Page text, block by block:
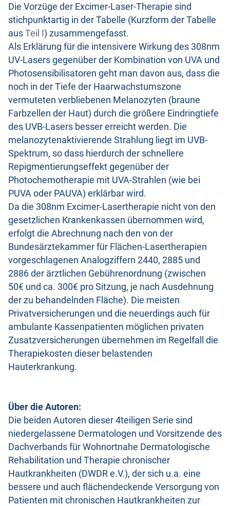
Die Vorzüge der Excimer-Laser-Therapie sind
stichpunktartig in der Tabelle (Kurzform der Tabelle
aus Teil I) zusammengefasst.
Als Erklärung für die intensivere Wirkung des 308nm
UV-Lasers gegenüber der Kombination von UVA und
Photosensibilisatoren geht man davon aus, dass die
noch in der Tiefe der Haarwachstumszone
vermuteten verbliebenen Melanozyten (braune
Farbzellen der Haut) durch die größere Eindringtiefe
des UVB-Lasers besser erreicht werden. Die
melanozytenaktivierende Strahlung liegt im UVB-
Spektrum, so dass hierdurch der schnellere
Repigmentierungseffekt gegenüber der
Photochemotherapie mit UVA-Strahlen (wie bei
PUVA oder PAUVA) erklärbar wird.
Da die 308nm Excimer-Lasertherapie nicht von den
gesetzlichen Krankenkassen übernommen wird,
erfolgt die Abrechnung nach den von der
Bundesärztekammer für Flächen-Lasertherapien
vorgeschlagenen Analogziffern 2440, 2885 und
2886 der ärztlichen Gebührenordnung (zwischen
50€ und ca. 300€ pro Sitzung, je nach Ausdehnung
der zu behandelnden Fläche). Die meisten
Privatversicherungen und die neuerdings auch für
ambulante Kassenpatienten möglichen privaten
Zusatzversicherungen übernehmen im Regelfall die
Therapiekosten dieser belastenden
Hauterkrankung.
Über die Autoren:
Die beiden Autoren dieser 4teiligen Serie sind
niedergelassene Dermatologen und Vorsitzende des
Dachverbands für Wohnortnahe Dermatologische
Rehabilitation und Therapie chronischer
Hautkrankheiten (DWDR e.V.), der sich u.a. eine
bessere und auch flächendeckende Versorgung von
Patienten mit chronischen Hautkrankheiten zur